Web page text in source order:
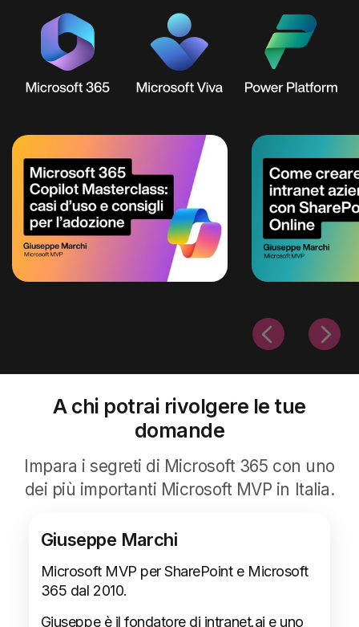
A chi potrai rivolgere le tue
domande
Impara i segreti di Microsoft 365 con uno
dei più importanti Microsoft MVP in Italia.
Giuseppe Marchi
Microsoft MVP per SharePoint e Microsoft
365 dal 2010.
Giuseppe è il fondatore di intranet.ai e uno